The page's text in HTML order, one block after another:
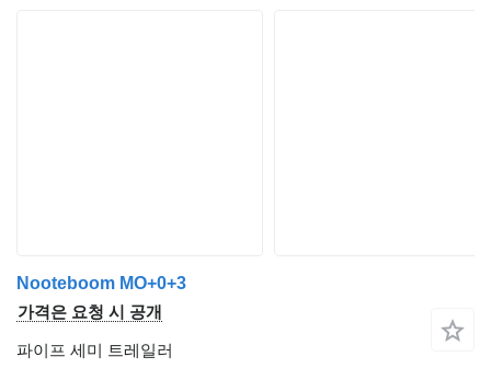
Nooteboom MO+0+3
가격은 요청 시 공개
파이프 세미 트레일러